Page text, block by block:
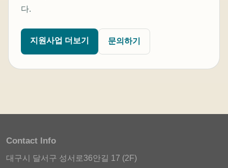
다.
지원사업 더보기 문의하기
Contact Info
대구시 달서구 성서로36안길 17 (2F)